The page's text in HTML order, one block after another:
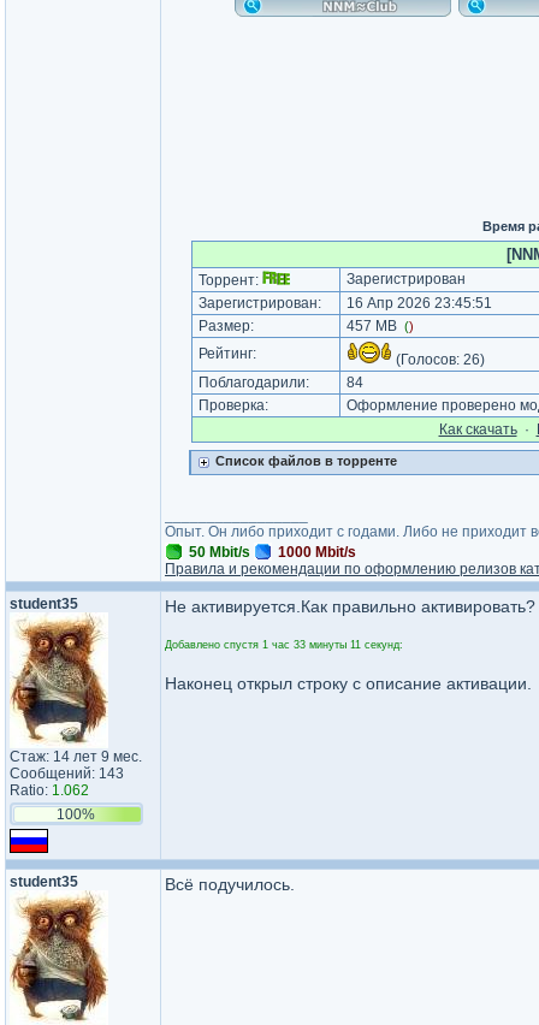
Время
Торрент:
Зарегистрирован
Зарегистрирован:
16 Апр 2026 23:45:51
Размер:
457 MB ()
Рейтинг: (Голосов: 26)
Поблагодарили:
84
Проверка:
Оформление проверено
Как cкачать·
Список файлов в торренте
Опыт. Он либо приходит с годами. Либо не приходит
50 Mbit/s
1000 Mbit/s
Правила и рекомендации по оформлению релизов
student35
Стаж: 14 лет 9 мес.
Сообщений: 143
Ratio: 1.062
100%
Не активируется.Как правильно активировать?
Добавлено спустя 1 час 33 минуты 11 секунд:
Наконец открыл строку с описание активации.
student35 Всё подучилось.